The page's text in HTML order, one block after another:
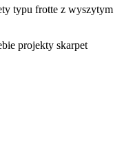
typu frotte z wyszytym
projekty skarpet